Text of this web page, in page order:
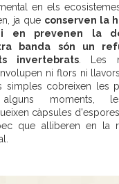
en els
ja que conserven la
en prevenen la
banda són un
invertebrats. Les
ni flors ni
simples cobreixen les
moments,
càpsules
que alliberen en la